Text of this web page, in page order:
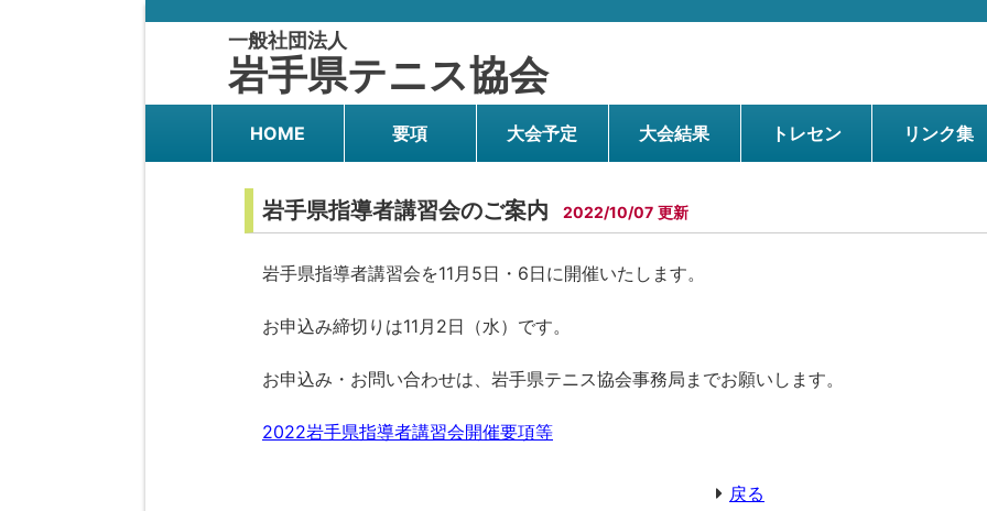
一般社団法人
岩手県テニス協会
HOME 要項 大会予定 大会結果 トレセン リンク集
岩手県指導者講習会のご案内 2022/10/07
岩手県指導者講習会を11月5日・6日に開催いたします。
お申込み締切りは11月2日（水）です。
お申込み・お問い合わせは、岩手県テニス協会事務局までお願いします。
2022岩手県指導者講習会開催要項等
戻る